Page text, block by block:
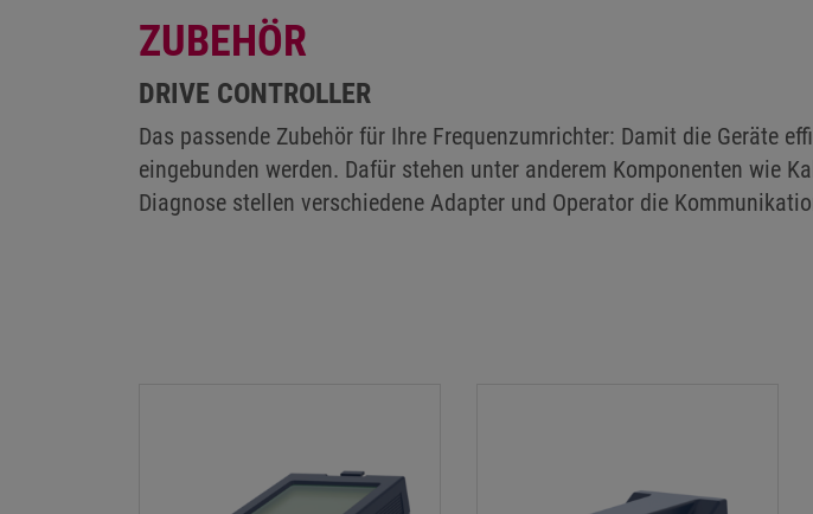
ZUBEHÖR
DRIVE CONTROLLER
Das passende Zubehör für Ihre Frequenzumrichter: Damit die Geräte
eingebunden werden. Dafür stehen unter anderem Komponenten wie
Diagnose stellen verschiedene Adapter und Operator die